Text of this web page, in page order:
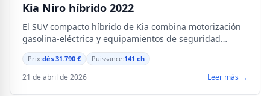
Kia Niro híbrido 2022
El SUV compacto híbrido de Kia combina motorización
gasolina-eléctrica y equipamientos de seguridad
avanzados para un uso diario versátil.
Prix:dès 31.790 € Puissance:141 ch
21 de abril de 2026 Leer más →